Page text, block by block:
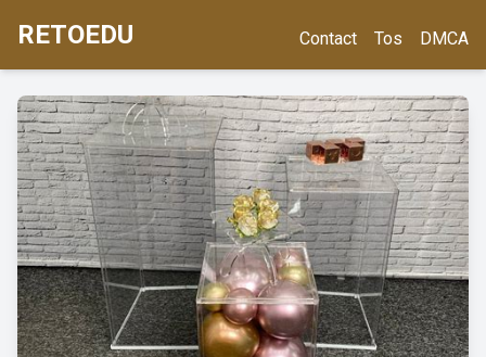
RETOEDU Contact Tos DMCA